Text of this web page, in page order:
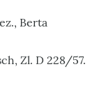
Berta
Zl. D 228/57.